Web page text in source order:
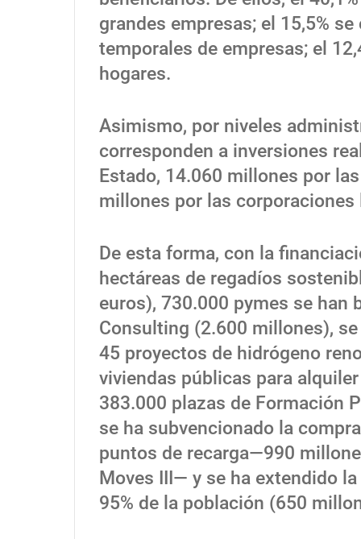
grandes empresas; el 15,5%
temporales de empresas; el
hogares.
Asimismo, por niveles
corresponden a inversiones
Estado, 14.060 millones por
millones por las corporaciones
De esta forma, con la
hectáreas de regadíos
euros), 730.000 pymes se
Consulting (2.600 millones),
45 proyectos de hidrógeno
viviendas públicas para
383.000 plazas de Formación
se ha subvencionado la
puntos de recarga—990
Moves III— y se ha extendido
95% de la población (650